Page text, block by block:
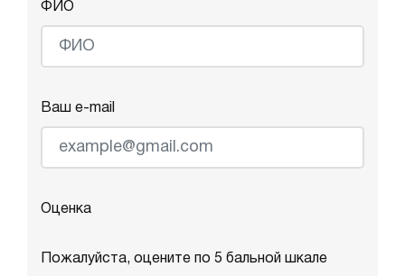
ФИО
Ваш e-mail
Оценка
Пожалуйста, оцените по 5 бальной шкале